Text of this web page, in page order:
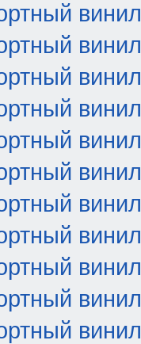
винил
винил
винил
винил
винил
винил
винил
винил
винил
винил
винил